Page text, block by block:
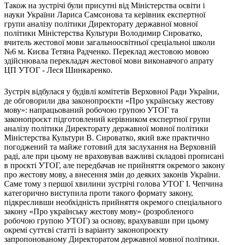
Реєстр перекладачів жестової мови Українського
товариства глухих
Підготовка перекладачів
"Сервіс УТОГ"
Атестація
Безбар'єрність для глухих
Вінницька область
Волинська область
Дніпропетровська область
Донецька область
Житомирська область
Закарпатська область
Запорізька область
Івано-Франківська область
Київ
Київська область
Кіровоградська область
Львівська область
Миколаївська область
Одеська область
Полтавська область
Також на зустрічі були присутні від Міністерства освіти і
науки України Лариса Самсонова та керівник експертної
групи аналізу політики Директорату державної мовної
політики Міністерства Культури Володимир Сироватко,
вчитель жестової мови загальноосвітньої среціальноі школи
№6 м. Києва Тетяна Радченко. Переклад жестовою мовою
здійснювала перекладач жестової мови виконавчого апрату
ЦП УТОГ - Леся Шинкаренко.
Зустріч відбулася у будівлі комітетів Верховної Ради України,
де обговорили два законопроєкти «Про українську жестову
мову»: напрацьований робочою групою УТОГ та
законопроєкт підготовлений керівником експертної групи
аналізу політики Директорату державної мовної політики
Міністерства Культури В. Сироватко, який вже практично
погоджений та майже готовий для заслухання на Верховній
раді, але при цьому не враховував важливі складові прописані
в проєкті УТОГ, але передбачав не прийняття окремого закону
про жестову мову, а внесення змін до деяких законів України.
Саме тому з першої хвилини зустрічі голова УТОГ І. Чепчина
категорично виступила проти такого формату закону,
підкресливши необхідність прийняття окремого спеціального
закону «Про українську жестову мову» (розробленого
робочою групою УТОГ) за основу, врахувавши при цьому
окремі суттєві статті із варіанту законопроєкту
запропонованому Директоратом державної мовної політики.